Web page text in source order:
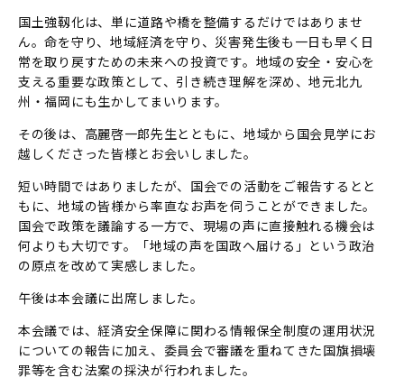
国土強靱化は、単に道路や橋を整備するだけではありませ
ん。命を守り、地域経済を守り、災害発生後も一日も早く日
常を取り戻すための未来への投資です。地域の安全・安心を
支える重要な政策として、引き続き理解を深め、地元北九
州・福岡にも生かしてまいります。
その後は、高麗啓一郎先生とともに、地域から国会見学にお
越しくださった皆様とお会いしました。
短い時間ではありましたが、国会での活動をご報告するとと
もに、地域の皆様から率直なお声を伺うことができました。
国会で政策を議論する一方で、現場の声に直接触れる機会は
何よりも大切です。「地域の声を国政へ届ける」という政治
の原点を改めて実感しました。
午後は本会議に出席しました。
本会議では、経済安全保障に関わる情報保全制度の運用状況
についての報告に加え、委員会で審議を重ねてきた国旗損壊
罪等を含む法案の採決が行われました。